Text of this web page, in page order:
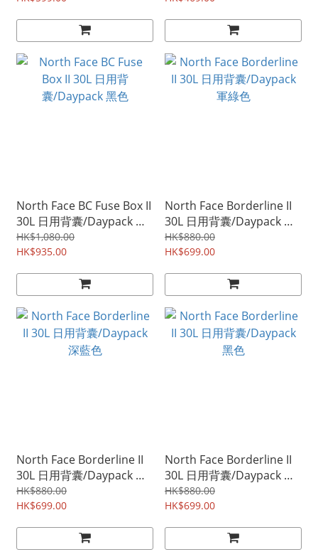
North Face BC Fuse Box II
30L 日用背囊/Daypack 黑
色
HK$1,080.00
HK$935.00
North Face Borderline II
30L 日用背囊/Daypack 軍
綠色
HK$880.00
HK$699.00
North Face Borderline II
30L 日用背囊/Daypack 深
藍色
HK$880.00
HK$699.00
North Face Borderline II
30L 日用背囊/Daypack 黑
色
HK$880.00
HK$699.00